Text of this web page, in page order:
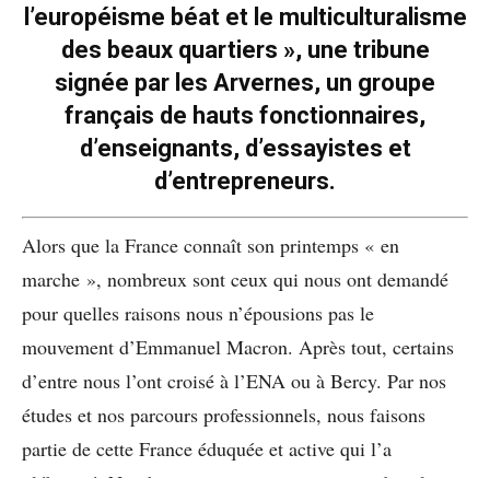
l’européisme béat et le multiculturalisme
des beaux quartiers », une tribune
signée par les Arvernes, un groupe
français de hauts fonctionnaires,
d’enseignants, d’essayistes et
d’entrepreneurs.
Alors que la France connaît son printemps « en
marche », nombreux sont ceux qui nous ont demandé
pour quelles raisons nous n’épousions pas le
mouvement d’Emmanuel Macron. Après tout, certains
d’entre nous l’ont croisé à l’ENA ou à Bercy. Par nos
études et nos parcours professionnels, nous faisons
partie de cette France éduquée et active qui l’a